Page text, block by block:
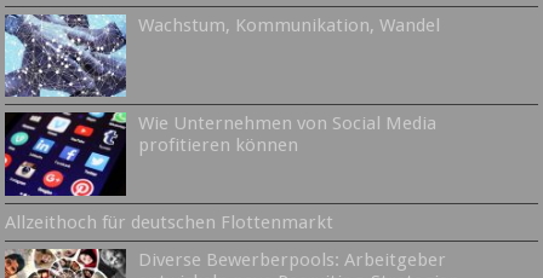
Wachstum, Kommunikation, Wandel
Wie Unternehmen von Social Media
profitieren können
Allzeithoch für deutschen Flottenmarkt
Diverse Bewerberpools: Arbeitgeber